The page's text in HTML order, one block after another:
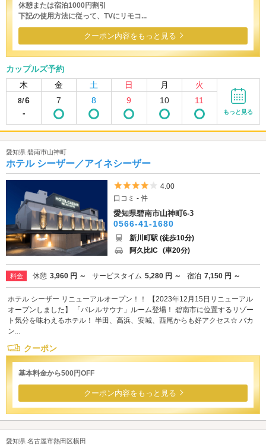
休憩または宿泊1000円割引
下記の使用方法に従って、TVにリモコ...
クーポン内容をもっと見る
カップルズ予約
木
金 土 日 月 火
8/6
-
7 8 9 10 11
もっと見る
愛知県 碧南市山神町
ホテル シーザー／アイネシーザー
5つ星のうち4
4.00
口コミ - 件
愛知県碧南市山神町6-3
0566-41-1680
新川町駅 (徒歩10分)
阿久比IC (車20分)
料金 休憩 3,960 円 ～ サービスタイム 5,280 円 ～ 宿泊 7,150 円 ～
ホテル シーザー リニューアルオープン！！ 【2023年12月15日リニューアル
オープンしました】 「バレルサウナ」ルーム登場！ 碧南市に位置するリゾー
ト気分を味わえるホテル！ 半田、高浜、安城、西尾からも好アクセス☆ バカ
ン...
クーポン
基本料金から500円OFF
クーポン内容をもっと見る
愛知県 名古屋市熱田区横田